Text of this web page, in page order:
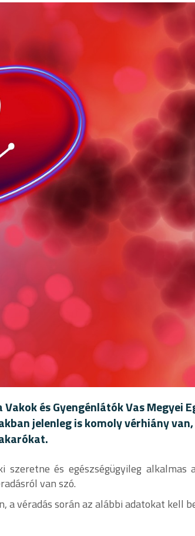
és Gyengénlátók Vas Megyei
jelenleg is komoly vérhiány
és egészségügyileg alkalmas
van szó.
véradás során az alábbi adatokat kell